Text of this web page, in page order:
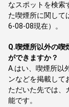
なスポットを検索
た喫煙所に関して
6-08-08現在）。
Q.喫煙所以外の喫
ができますか？
A. はい、喫煙所以
ンなどを掲載して
ただいた先では、
能です。